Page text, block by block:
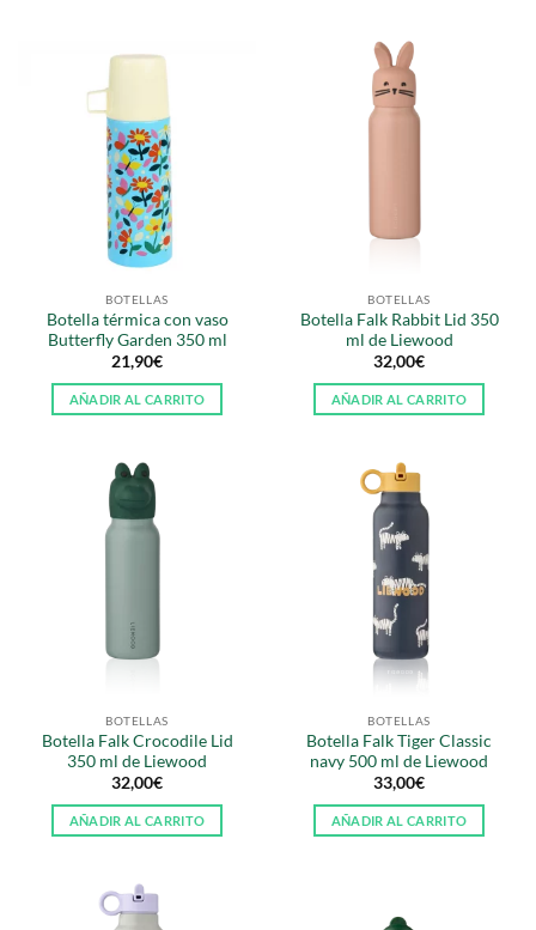
BOTELLAS
Botella térmica con vaso
Butterfly Garden 350 ml
21,90€
AÑADIR AL CARRITO
BOTELLAS
Botella Falk Rabbit Lid 350
ml de Liewood
32,00€
AÑADIR AL CARRITO
BOTELLAS
Botella Falk Crocodile Lid
350 ml de Liewood
32,00€
AÑADIR AL CARRITO
BOTELLAS
Botella Falk Tiger Classic
navy 500 ml de Liewood
33,00€
AÑADIR AL CARRITO